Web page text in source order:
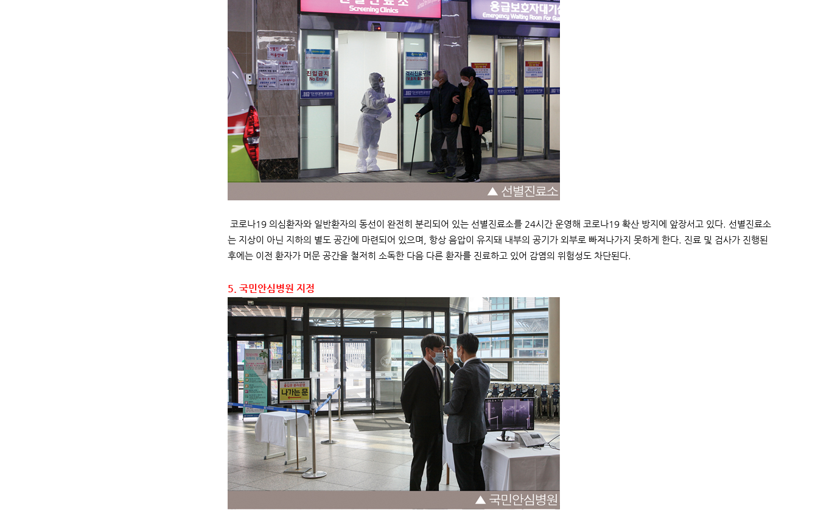
코로나19 의심환자와 일반환자의 동선이 완전히 분리되어 있는 선별진료소를 24시간 운영해 코로나19 확산 방지에 앞장서고 있다. 선별진료소
는 지상이 아닌 지하의 별도 공간에 마련되어 있으며, 항상 음압이 유지돼 내부의 공기가 외부로 빠져나가지 못하게 한다. 진료 및 검사가 진행된
후에는 이전 환자가 머문 공간을 철저히 소독한 다음 다른 환자를 진료하고 있어 감염의 위험성도 차단된다.
5. 국민안심병원 지정